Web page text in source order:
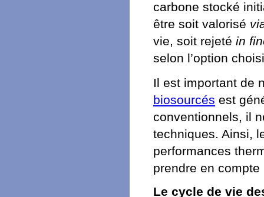
carbone stocké
être soit valorisé
vie, soit rejeté in
selon l’option
Il est important de
biosourcés est
conventionnels, il
techniques. Ainsi,
performances
prendre en
Le cycle de vie